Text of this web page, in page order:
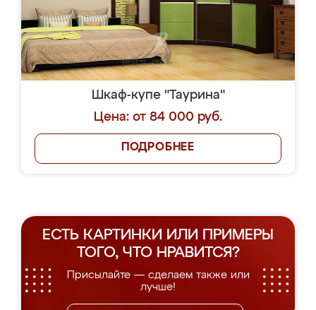
Шкаф-купе "Таурина"
Цена: от 84 000 руб.
ПОДРОБНЕЕ
ЕСТЬ КАРТИНКИ ИЛИ ПРИМЕРЫ
ТОГО, ЧТО НРАВИТСЯ?
Присылайте — сделаем также или
лучше!